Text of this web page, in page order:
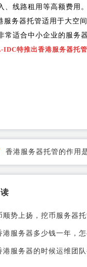
、线路租用等高额费用。
服务器托管适用于大空
常适合中小企业的服务器
IDC特推出香港服务器托
香港服务器托管的作用
顺势上扬，挖币服务器
港服务器多少钱一年，
港服务器的时候运维团